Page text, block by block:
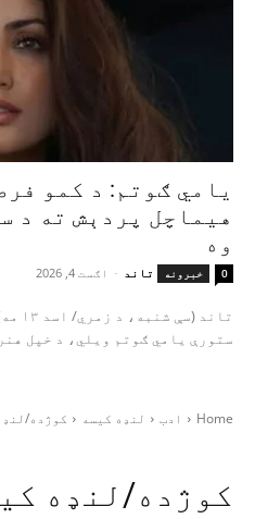
یامي ګوتم: د کمو
هیماچل پردېش ته د
وه
خبرونه تاند - اګست 4, 2026 0
ستورې یامي ګوتم ویلي، د خپل